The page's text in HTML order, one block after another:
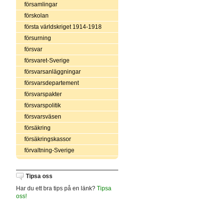
församlingar
förskolan
första världskriget 1914-1918
försurning
försvar
försvaret-Sverige
försvarsanläggningar
försvarsdepartement
försvarspakter
försvarspolitik
försvarsväsen
försäkring
försäkringskassor
förvaltning-Sverige
Tipsa oss
Har du ett bra tips på en länk? Tipsa
oss!